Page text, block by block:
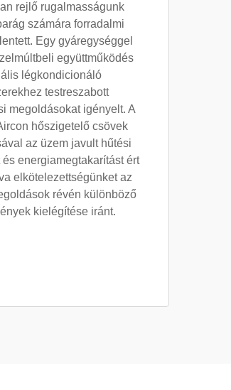
rejlő rugalmasságunk
számára forradalmi
Egy gyáregységgel
együttműködés
légkondicionáló
testreszabott
megoldásokat igényelt. A
hőszigetelő csövek
az üzem javult hűtési
energiamegtakarítást ért
elkötelezettségünket az
révén különböző
kielégítése iránt.